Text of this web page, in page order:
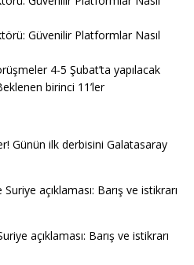
Güvenilir Platformlar Nasıl
4-5 Şubat’ta yapılacak
birinci 11’ler
Günün ilk derbisini Galatasaray
açıklaması: Barış ve istikrarı
açıklaması: Barış ve istikrarı